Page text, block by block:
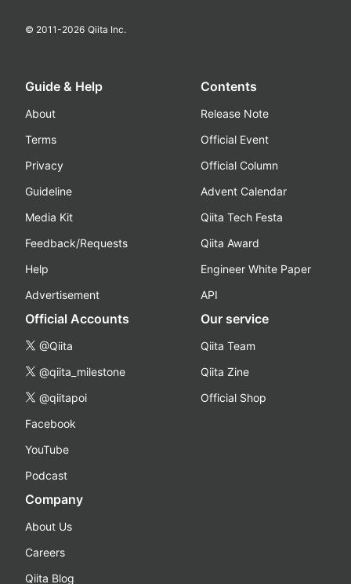
© 2011-2026 Qiita Inc.
Guide & Help
About
Terms
Privacy
Guideline
Media Kit
Feedback/Requests
Help
Advertisement
Contents
Release Note
Official Event
Official Column
Advent Calendar
Qiita Tech Festa
Qiita Award
Engineer White Paper
API
Official Accounts
@Qiita
@qiita_milestone
@qiitapoi
Facebook
YouTube
Podcast
Our service
Qiita Team
Qiita Zine
Official Shop
Company
About Us
Careers
Qiita Blog